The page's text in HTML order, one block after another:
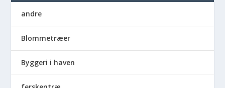
andre
Blommetræer
Byggeri i haven